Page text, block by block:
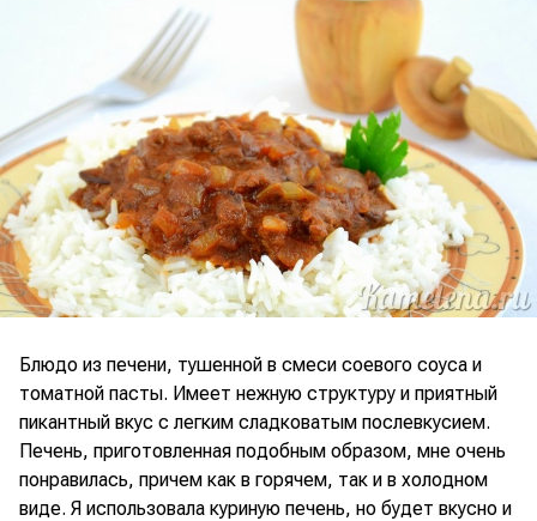
Блюдо из печени, тушенной в смеси соевого соуса и
томатной пасты. Имеет нежную структуру и приятный
пикантный вкус с легким сладковатым послевкусием.
Печень, приготовленная подобным образом, мне очень
понравилась, причем как в горячем, так и в холодном
виде. Я использовала куриную печень, но будет вкусно и